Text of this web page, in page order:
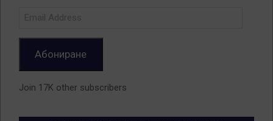
Абониране
Join 17K other subscribers